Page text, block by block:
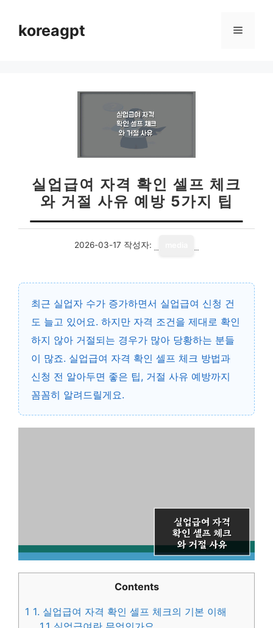
koreagpt 메
실업급여 자격 확인 셀프 체크
와 거절 사유 예방 5가지 팁
2026-03-17 작성자:
최근 실업자 수가 증가하면서 실업급여 신청 건
도 늘고 있어요. 하지만 자격 조건을 제대로 확인
하지 않아 거절되는 경우가 많아 당황하는 분들
이 많죠. 실업급여 자격 확인 셀프 체크 방법과
신청 전 알아두면 좋은 팁, 거절 사유 예방까지
꼼꼼히 알려드릴게요.
Contents
1 1. 실업급여 자격 확인 셀프 체크의 기본 이해